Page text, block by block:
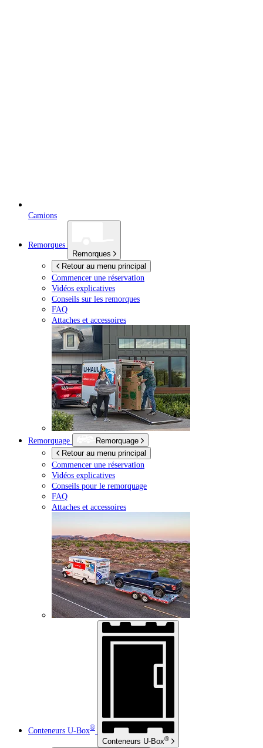
Camions
Remorques
Remorques
Retour au menu principal
Commencer une réservation
Vidéos explicatives
Conseils sur les remorques
FAQ
Attaches et accessoires
Remorquage
Remorquage
Retour au menu principal
Commencer une réservation
Vidéos explicatives
Conseils pour le remorquage
FAQ
Attaches et accessoires
Conteneurs U-Box®
Conteneurs U-Box®